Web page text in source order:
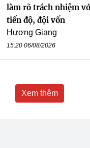
làm rõ trách nhiệm
tiến độ, đội vốn
Hương Giang
15:20 06/08/2026
Xem thêm